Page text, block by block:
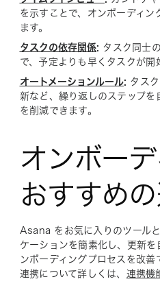
を示すことで、オンボーディン
ます。
タスクの依存関係: タスク同士
で、予定よりも早くタスクが開
オートメーションルール: タス
新など、繰り返しのステップ
を削減できます。
オンボー
おすすめ
Asana をお気に入りのツール
ケーションを簡素化し、更新
ンボーディングプロセスを改
連携について詳しくは、 連携機